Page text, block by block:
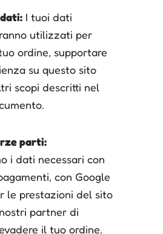
I tuoi dati
utilizzati per
ordine, supportare
su questo sito
scopi descritti nel
parti:
i dati necessari con
con Google
le prestazioni del sito
partner di
il tuo ordine.